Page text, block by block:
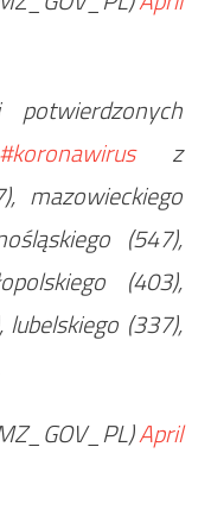
#koronawirusz
mazowieckiego
(547),
(403),
(337),
April